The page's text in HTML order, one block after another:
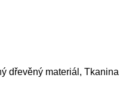
dřevěný materiál, Tkanina